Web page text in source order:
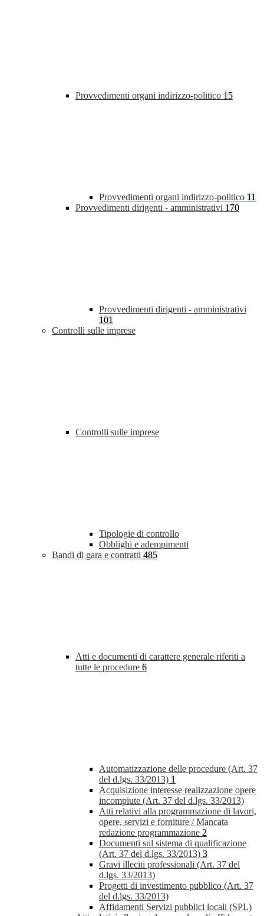
Provvedimenti organi indirizzo-politico 15
Provvedimenti organi indirizzo-politico 11
Provvedimenti dirigenti - amministrativi 170
Provvedimenti dirigenti - amministrativi
101
Controlli sulle imprese
Controlli sulle imprese
Tipologie di controllo
Obblighi e adempimenti
Bandi di gara e contratti 485
Atti e documenti di carattere generale riferiti a
tutte le procedure 6
Automatizzazione delle procedure (Art. 37
del d.lgs. 33/2013) 1
Acquisizione interesse realizzazione opere
incompiute (Art. 37 del d.lgs. 33/2013)
Atti relativi alla programmazione di lavori,
opere, servizi e forniture / Mancata
redazione programmazione 2
Documenti sul sistema di qualificazione
(Art. 37 del d.lgs. 33/2013) 3
Gravi illeciti professionali (Art. 37 del
d.lgs. 33/2013)
Progetti di investimento pubblico (Art. 37
del d.lgs. 33/2013)
Affidamenti Servizi pubblici locali (SPL)